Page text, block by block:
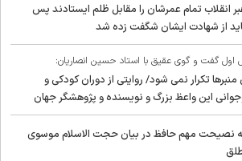
انقلاب تمام عمرشان را مقابل ظلم ایستادند پس
از شهادت ایشان شگفت زده شد
گفت و گوی عقیق با استاد حسین انصاریان:
تکرار نمی شود/ روایتی از دوران کودکی و
این واعظ بزرگ و نویسنده و پژوهشگر جهان
مهم حافظ در بیان حجت الاسلام موسوی